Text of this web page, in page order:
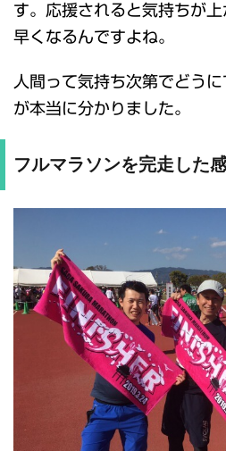
す。応援されると気持ちが
早くなるんですよね。
人間って気持ち次第でどう
が本当に分かりました。
フルマラソンを完走した